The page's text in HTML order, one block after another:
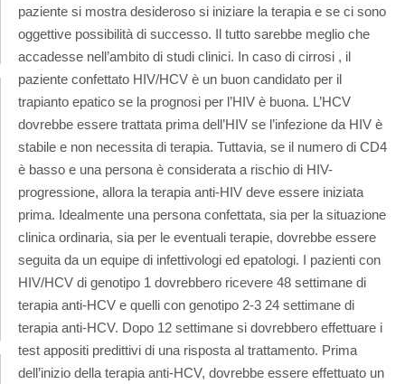
paziente si mostra desideroso si iniziare la terapia e se ci sono
oggettive possibilità di successo. Il tutto sarebbe meglio che
accadesse nell’ambito di studi clinici. In caso di cirrosi , il
paziente confettato HIV/HCV è un buon candidato per il
trapianto epatico se la prognosi per l’HIV è buona. L’HCV
dovrebbe essere trattata prima dell’HIV se l’infezione da HIV è
stabile e non necessita di terapia. Tuttavia, se il numero di CD4
è basso e una persona è considerata a rischio di HIV-
progressione, allora la terapia anti-HIV deve essere iniziata
prima. Idealmente una persona confettata, sia per la situazione
clinica ordinaria, sia per le eventuali terapie, dovrebbe essere
seguita da un equipe di infettivologi ed epatologi. I pazienti con
HIV/HCV di genotipo 1 dovrebbero ricevere 48 settimane di
terapia anti-HCV e quelli con genotipo 2-3 24 settimane di
terapia anti-HCV. Dopo 12 settimane si dovrebbero effettuare i
test appositi predittivi di una risposta al trattamento. Prima
dell’inizio della terapia anti-HCV, dovrebbe essere effettuato un